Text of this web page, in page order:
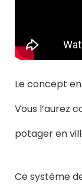
Le concept
Vous l’aurez
potager en
Ce système